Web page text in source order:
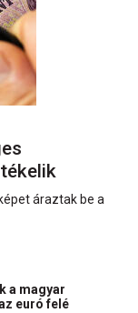
áraztak be a
a magyar
euró felé